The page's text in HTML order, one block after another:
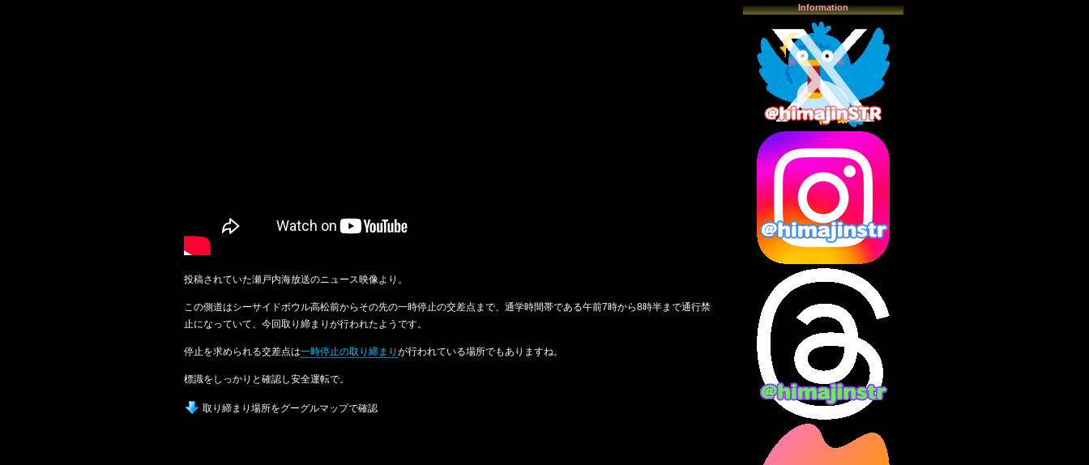
投稿されていた瀬戸内海放送のニュース映像より。
この側道はシーサイドボウル高松前からその先の一時停止の交差点まで、通学時間帯である午前7時から8時半まで通行禁
止になっていて、今回取り締まりが行われたようです。
停止を求められる交差点は一時停止の取り締まり が行われている場所でもありますね。
標識をしっかりと確認し安全運転で。
取り締まり場所をグーグルマップで確認
2025年10月(3)
2025年8月 (3)
2025年7月(2)
2025年6月(1)
2025年5月
(7)
2025年4月(2)
2025年3月 (8)
2025年2月(10)
2025年1月
2024年12月
2024年11月(13)
2024年10月
2024年9月 (14)
2024年8月 (13)
2024年7月
(7)
2024年6月(10)
2024年5月(12)
2024年4月(15)
2024年3月
2024年1月
2023年12月
2023年11月 (4)
2023年10月
(3)
2023年9月
2023年8月(12)
2023年7月
(14)
2023年6月
2023年5月
(5)
2023年4月(6)
2023年3月
(3)
2023年1月
2022年12月
2022年11月
Information